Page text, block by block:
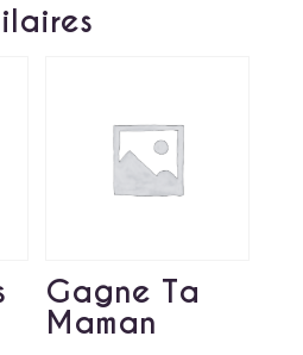
Gagne Ta
Maman